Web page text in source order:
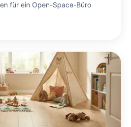
für ein Open-Space-Büro